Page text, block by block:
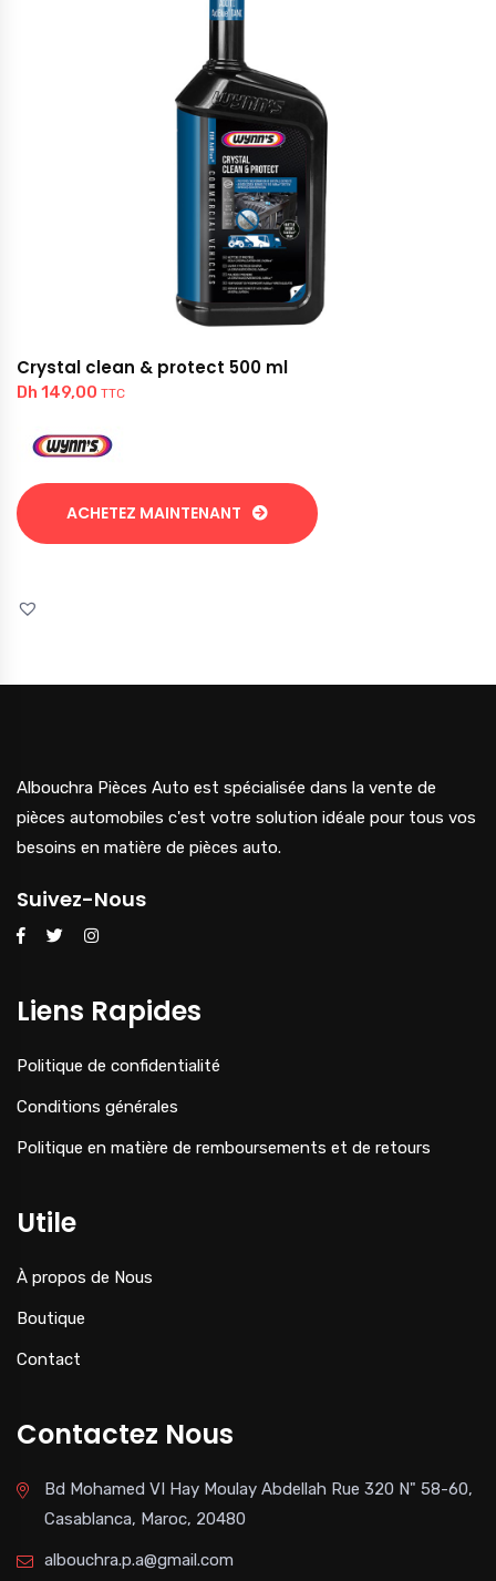
Crystal clean & protect 500 ml
Dh 149,00 TTC
ACHETEZ MAINTENANT
Albouchra Pièces Auto est spécialisée dans la vente de
pièces automobiles c'est votre solution idéale pour tous vos
besoins en matière de pièces auto.
Suivez-Nous
Liens Rapides
Politique de confidentialité
Conditions générales
Politique en matière de remboursements et de retours
Utile
À propos de Nous
Boutique
Contact
Contactez Nous
Bd Mohamed VI Hay Moulay Abdellah Rue 320 N" 58-60,
Casablanca, Maroc, 20480
albouchra.p.a@gmail.com